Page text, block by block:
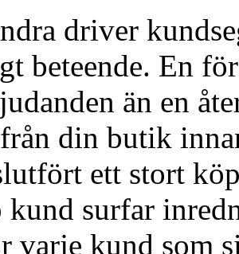
driver
beteende. En
än en
din butik
ett stort
surfar
varje kund som